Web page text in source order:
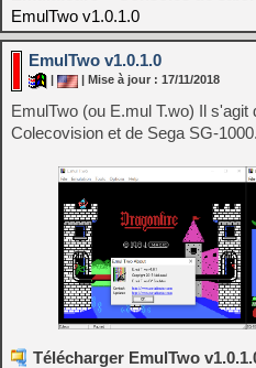
EmulTwo v1.0.1.0
EmulTwo v1.0.1.0
| Mise à jour : 17/11/2018
EmulTwo (ou E.mul T.wo) Il
Colecovision et de Sega SG-1000.
Télécharger EmulTwo